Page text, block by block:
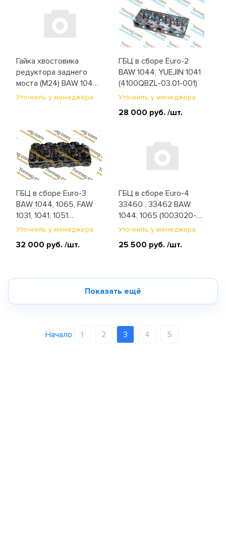
Гайка хвостовика
редуктора заднего
моста (М24) BAW 1044,
1065 (2402T-072)
Уточнить у менеджера
ГБЦ в сборе Euro-2
BAW 1044, YUEJIN 1041
(4100QBZL-03.01-001)
Уточнить у менеджера
28 000 руб. /шт.
ГБЦ в сборе Euro-3
BAW 1044, 1065, FAW
1031, 1041, 1051
(1003021-55D)
Уточнить у менеджера
32 000 руб. /шт.
ГБЦ в сборе Euro-4
33460 , 33462 BAW
1044, 1065 (1003020-
26E)
Уточнить у менеджера
25 500 руб. /шт.
Показать ещё
Начало 1 2 3 4 5